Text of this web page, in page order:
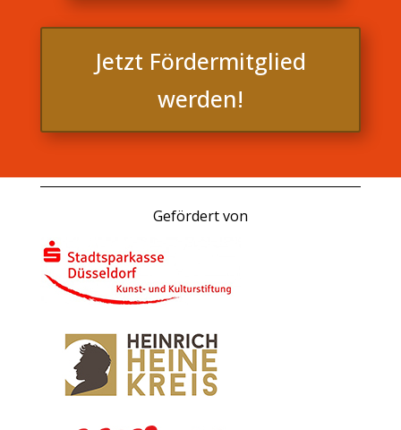
Jetzt Fördermitglied
werden!
Gefördert von